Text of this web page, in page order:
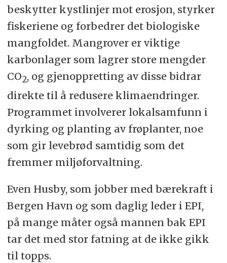
beskytter kystlinjer mot erosjon, styrker
fiskeriene og forbedrer det biologiske
mangfoldet. Mangrover er viktige
karbonlager som lagrer store mengder
CO2, og gjenoppretting av disse bidrar
direkte til å redusere klimaendringer.
Programmet involverer lokalsamfunn i
dyrking og planting av frøplanter, noe
som gir levebrød samtidig som det
fremmer miljøforvaltning.
Even Husby, som jobber med bærekraft i
Bergen Havn og som daglig leder i EPI,
på mange måter også mannen bak EPI
tar det med stor fatning at de ikke gikk
til topps.